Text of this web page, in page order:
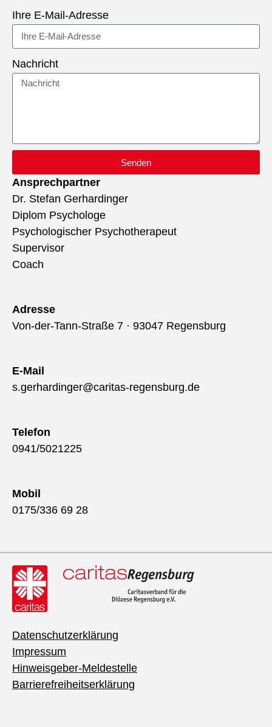
Ihre E-Mail-Adresse
Nachricht
Senden
Ansprechpartner
Dr. Stefan Gerhardinger
Diplom Psychologe
Psychologischer Psychotherapeut
Supervisor
Coach
Adresse
Von-der-Tann-Straße 7 · 93047 Regensburg
E-Mail
s.gerhardinger@caritas-regensburg.de
Telefon
0941/5021225
Mobil
0175/336 69 28
Datenschutzerklärung
Impressum
Hinweisgeber-Meldestelle
Barrierefreiheitserklärung